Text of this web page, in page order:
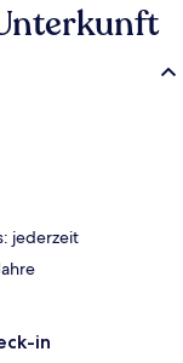
jederzeit
in